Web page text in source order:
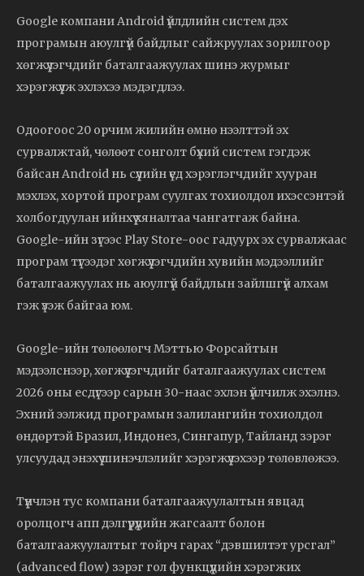
Google компани Android үйлдлийн систем дэх
програмын аюулгүй байдлыг сайжруулах зорилгоор
хөгжүүлэгчдийг баталгаажуулах шинэ журмыг
хэрэгжүүлж эхлэхээ мэдэгдлээ.
Одоогоос 20 орчим жилийн өмнө нээлттэй эх
сурвалжтай, чөлөөт сонголт бүхий систем гэгдэж
байсан Android нь сүүлийн үед хэрэглэгчдийг хууран
мэхлэх, хортой програм суулгах тохиолдол ихэссэнтэй
холбогдуулан ийнхүү хяналтаа чангатгаж байна.
Google-ийн зүгээс Play Store-оос гадуурх эх сурвалжаас
програм түгээдэг хөгжүүлэгчдийн хувийн мэдээллийг
баталгаажуулах нь аюулгүй байдлын зайлшгүй алхам
гэж үзэж байгаа юм.
Google-ийн төлөөлөгч Мэттью Форсайтын
мэдээлснээр, хөгжүүлэгчдийг баталгаажуулах систем
2026 оны есдүгээр сарын 30-наас эхлэн үйлчилж эхэлнэ.
Эхний ээлжид програмын залилангийн тохиолдол
өндөртэй Бразил, Индонез, Сингапур, Тайланд зэрэг
улсуудад энэхүү шинэчлэлийг хэрэгжүүлэхээр төлөвлөжээ.
Түүнчлэн тус компани баталгаажуулалтын явцад
оролцогч апп дэлгүүрүүдийн жагсаалт болон
баталгаажуулалтыг тойрч гарах “дэвшилтэт урсгал”
(advanced flow) зэрэг гол функцүүдийн хэрэгжих